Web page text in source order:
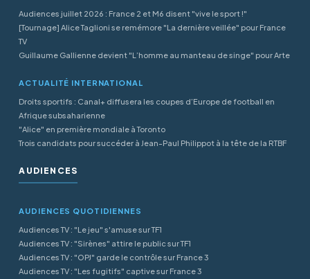
Audiences juillet 2026 : France 2 et M6 disent "vive le sport !"
[Tournage] Alice Taglioni se remémore "La dernière veillée" pour France
TV
Guillaume Gallienne devient "L’homme au manteau de singe" pour Arte
ACTUALITÉ INTERNATIONAL
Droits sportifs : Canal+ diffusera les coupes d’Europe de football en
Afrique subsaharienne
"Alice" en première mondiale à Toronto
Trois candidats pour succéder à Jean-Paul Philippot à la tête de la RTBF
AUDIENCES
AUDIENCES QUOTIDIENNES
Audiences TV : "Le jeu" s'amuse sur TF1
Audiences TV : "Sirènes" attire le public sur TF1
Audiences TV : "OPJ" garde le contrôle sur France 3
Audiences TV : "Les fugitifs" captive sur France 3